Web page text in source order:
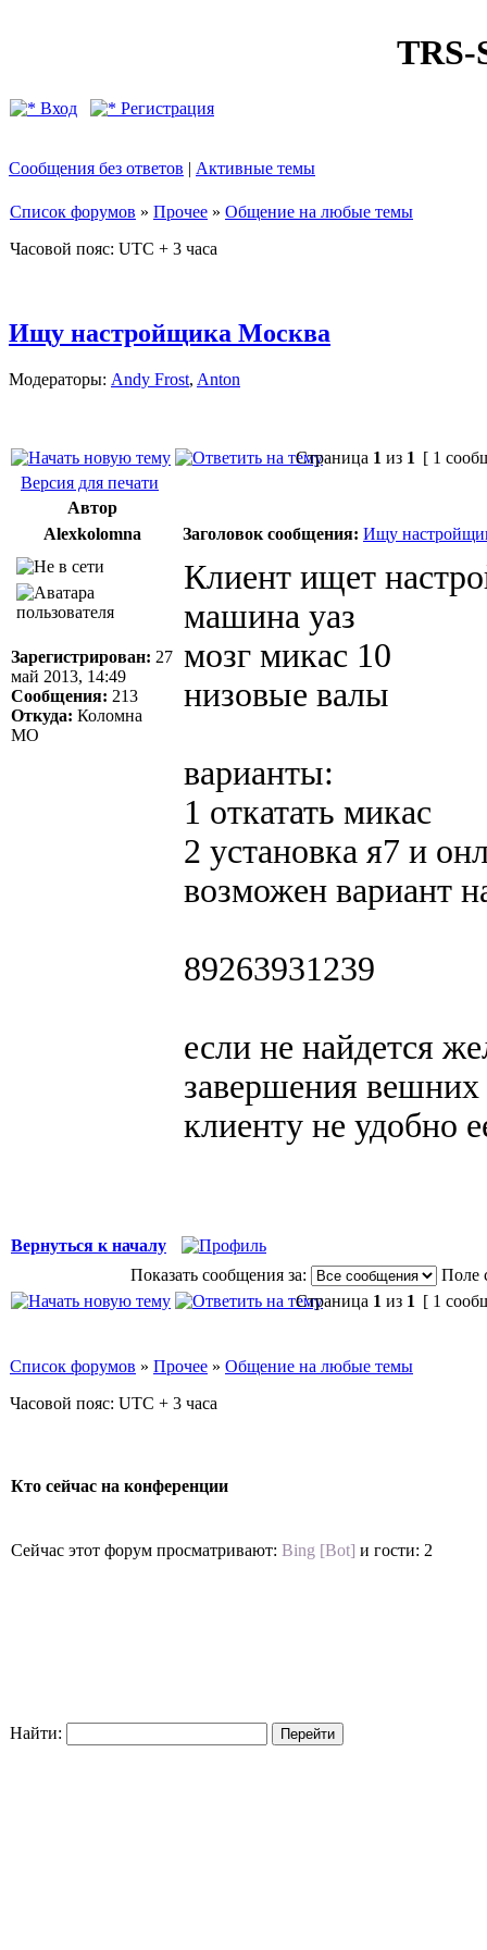
TRS-
Вход Регистрация
Сообщения без ответов | Активные темы
Список форумов » Прочее » Общение на любые темы
Часовой пояс: UTC + 3 часа
Ищу настройщика Москва
Модераторы: Andy Frost, Anton
Страница 1 из 1 [ 1
Версия для печати
Автор
Alexkolomna
Заголовок сообщения: Ищу
Зарегистрирован: 27
май 2013, 14:49
Сообщения: 213
Откуда: Коломна
МО
Клиент ищет
машина уаз
мозг микас 10
низовые валы
варианты:
1 откатать микас
2 установка я7 и
возможен вариант
89263931239
если не найдется
завершения
клиенту не удобно
Вернуться к началу
Показать сообщения за:
Поле
Страница 1 из 1 [ 1
Список форумов » Прочее » Общение на любые темы
Часовой пояс: UTC + 3 часа
Кто сейчас на конференции
Сейчас этот форум просматривают: Bing [Bot] и гости: 2
Найти: